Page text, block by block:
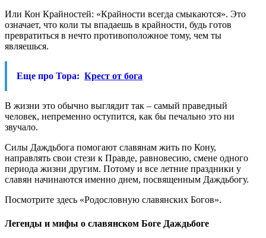
Или Кон Крайностей: «Крайности всегда смыкаются». Это
означает, что коли ты впадаешь в крайности, будь готов
превратиться в нечто противоположное тому, чем ты
являешься.
Еще про Тора: Крест от бога
В жизни это обычно выглядит так – самый праведный
человек, непременно оступится, как бы печально это ни
звучало.
Силы Даждьбога помогают славянам жить по Кону,
направлять свои стези к Правде, равновесию, смене одного
периода жизни другим. Потому и все летние праздники у
славян начинаются именно днем, посвященным Даждьбогу.
Посмотрите здесь «Родословную славянских Богов».
Легенды и мифы о славянском Боге Даждьбоге